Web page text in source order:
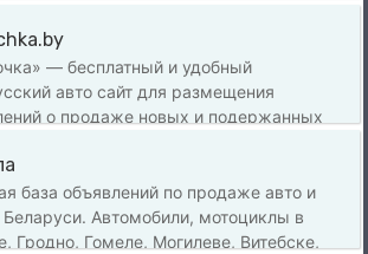
Беларуси, включая Автомалиновку и
в Минске, а также рынки Бреста,
Могилева, Гомеля и Витебска.
— бесплатный и удобный
авто сайт для размещения
о продаже новых и подержанных
лица могут бесплатно подать
Также на платформе доступен
автомобилей и авто журнал с полезными
база объявлений по продаже авто и
Беларуси. Автомобили, мотоциклы в
Гродно, Гомеле, Могилеве, Витебске,